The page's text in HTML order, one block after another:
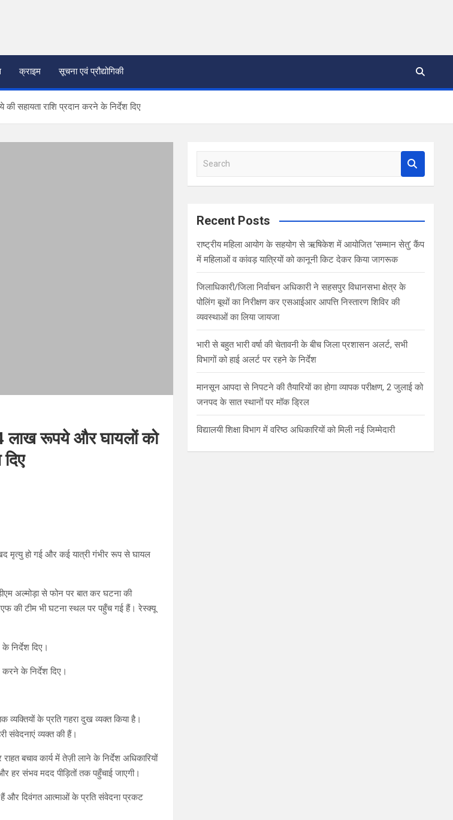
क्राइम सूचना एवं प्रौद्योगिकी
सहायता राशि प्रदान करने के निर्देश दिए
लाख रूपये और घायलों को
मृत्यु हो गई और कई यात्री गंभीर रूप से घायल
अल्मोड़ा से फोन पर बात कर घटना की
की टीम भी घटना स्थल पर पहुँच गई हैं। रेस्क्यू
निर्देश दिए।
के निर्देश दिए।
के प्रति गहरा दुख व्यक्त किया है।
संवेदनाएं व्यक्त की हैं।
बचाव कार्य में तेज़ी लाने के निर्देश अधिकारियों
हर संभव मदद पीड़ितों तक पहुँचाई जाएगी।
हैं और दिवंगत आत्माओं के प्रति संवेदना प्रकट
a
c
Recent Posts
राष्ट्रीय महिला आयोग के सहयोग से ऋषिकेश में आयोजित ‘सम्मान सेतु’ कैंप
में महिलाओं व कांवड़ यात्रियों को कानूनी किट देकर किया जागरूक
जिलाधिकारी/जिला निर्वाचन अधिकारी ने सहसपुर विधानसभा क्षेत्र के
पोलिंग बूथों का निरीक्षण कर एसआईआर आपत्ति निस्तारण शिविर की
व्यवस्थाओं का लिया जायजा
भारी से बहुत भारी वर्षा की चेतावनी के बीच जिला प्रशासन अलर्ट, सभी
विभागों को हाई अलर्ट पर रहने के निर्देश
मानसून आपदा से निपटने की तैयारियों का होगा व्यापक परीक्षण, 2 जुलाई को
जनपद के सात स्थानों पर मॉक ड्रिल
विद्यालयी शिक्षा विभाग में वरिष्ठ अधिकारियों को मिली नई जिम्मेदारी